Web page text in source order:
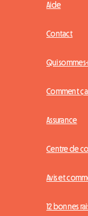
Aide
Contact
Qui
Comment
Assurance
Centre de
Avis et
12 bonnes